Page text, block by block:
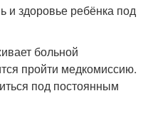
и здоровье ребёнка под
больной
пройти медкомиссию.
под постоянным